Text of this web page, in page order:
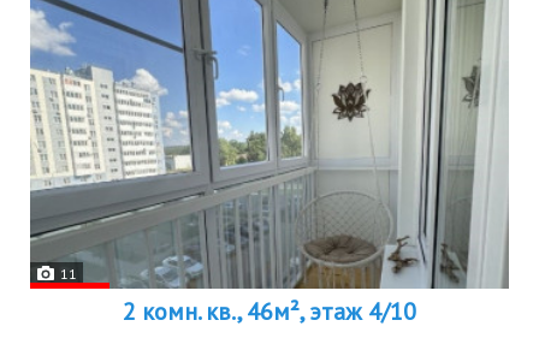
11
2 комн. кв., 46м², этаж 4/10